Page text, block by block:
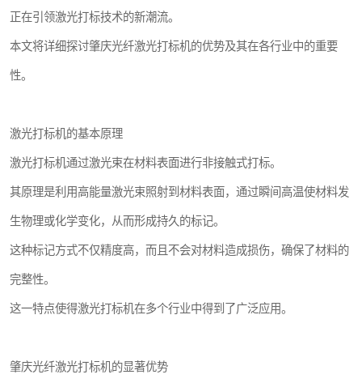
正在引领激光打标技术的新潮流。
本文将详细探讨肇庆光纤激光打标机的优势及其在各行业中的重要
性。
激光打标机的基本原理
激光打标机通过激光束在材料表面进行非接触式打标。
其原理是利用高能量激光束照射到材料表面，通过瞬间高温使材料发
生物理或化学变化，从而形成持久的标记。
这种标记方式不仅精度高，而且不会对材料造成损伤，确保了材料的
完整性。
这一特点使得激光打标机在多个行业中得到了广泛应用。
肇庆光纤激光打标机的显著优势